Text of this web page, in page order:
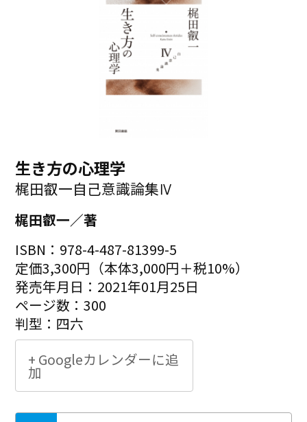
生き方の心理学
梶田叡一自己意識論集Ⅳ
梶田叡一／著
ISBN：978-4-487-81399-5
定価3,300円（本体3,000円＋税10%）
発売年月日：2021年01月25日
ページ数：300
判型：四六
+ Googleカレンダーに追
加